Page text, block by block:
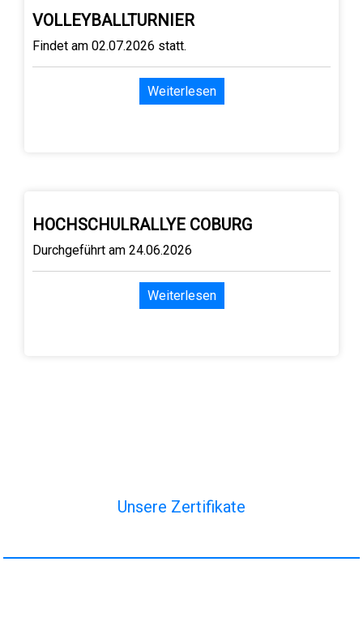
VOLLEYBALLTURNIER
Findet am 02.07.2026 statt.
Weiterlesen
HOCHSCHULRALLYE COBURG
Durchgeführt am 24.06.2026
Weiterlesen
Unsere Zertifikate